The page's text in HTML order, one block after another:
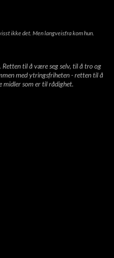
ikke det. Men langveisfra kom hun.
til å være seg selv, til å tro og
med ytringsfriheten - retten til å
midler som er til rådighet.